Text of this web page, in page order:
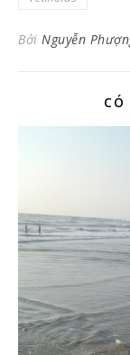
Bởi Nguyễn